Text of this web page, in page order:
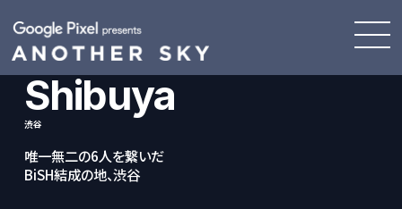
Shibuya
渋谷
唯一無二の6人を繋いだ
BiSH結成の地、渋谷